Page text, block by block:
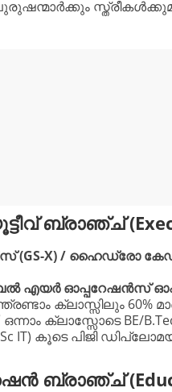
ബ്രാഞ്ച്
(GS-X) / ഹൈഡ്രോ
എയർ ഓപ്പറേഷൻസ്
ക്ലാസ്സിലും 60%
ഒന്നാം ക്ലാസ്സോടെ BE/
IT) കൂടെ പിജി
ബ്രാഞ്ച്